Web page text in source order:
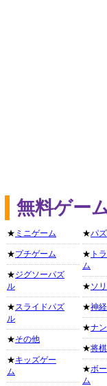
無料ゲー
★ ミニゲーム
★プチゲーム
★ジグソーパズ
ル
★スライドパズ
ル
★その他
★キッズゲー
ム
★パ
★ ト
ム
★ソ
★神
★ナ
★将棋
★ボ
ム